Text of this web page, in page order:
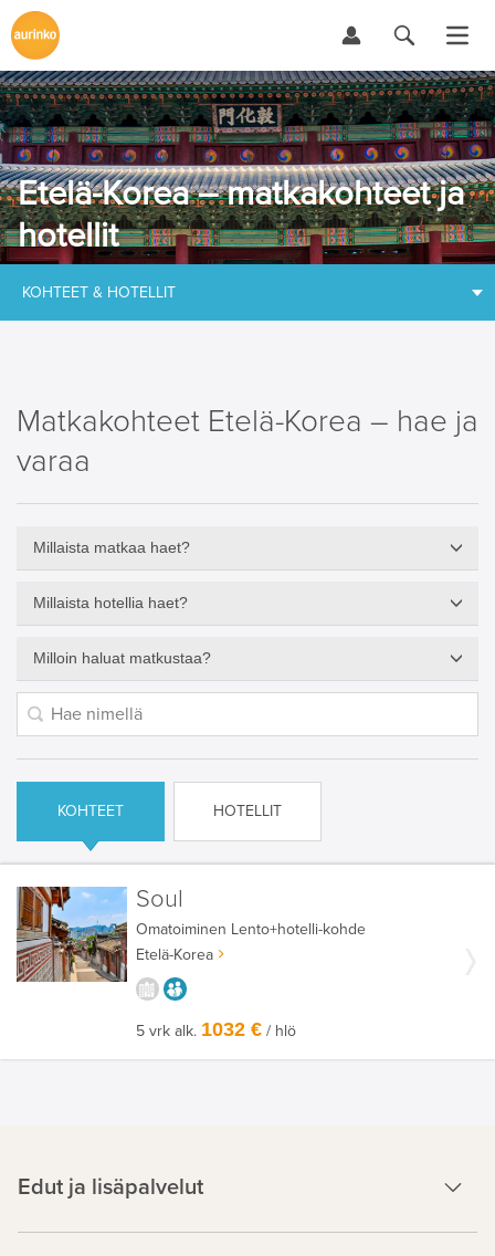
Etelä-Korea – matkakohteet ja
hotellit
KOHTEET & HOTELLIT
Matkakohteet Etelä-Korea – hae ja
varaa
Millaista matkaa haet?
Millaista hotellia haet?
Milloin haluat matkustaa?
KOHTEET HOTELLIT
Soul
Omatoiminen Lento+hotelli-kohde
Etelä-Korea
KAUPUNGISTA KOKEMUKSIA
5 vrk alk. 1032 € / hlö
Edut ja lisäpalvelut